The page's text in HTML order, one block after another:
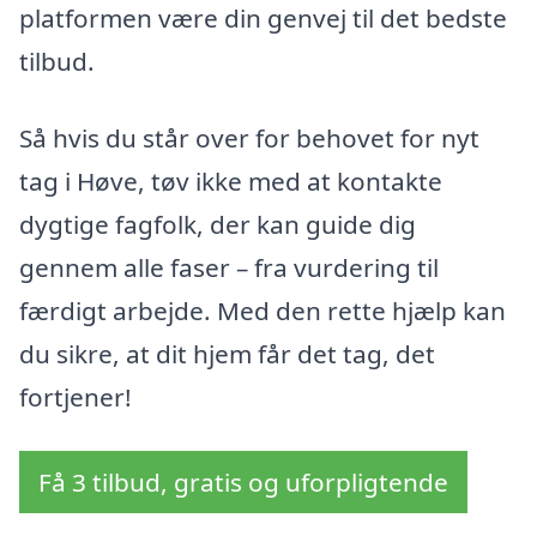
platformen være din genvej til det bedste
tilbud.
Så hvis du står over for behovet for nyt
tag i Høve, tøv ikke med at kontakte
dygtige fagfolk, der kan guide dig
gennem alle faser – fra vurdering til
færdigt arbejde. Med den rette hjælp kan
du sikre, at dit hjem får det tag, det
fortjener!
Få 3 tilbud, gratis og uforpligtende